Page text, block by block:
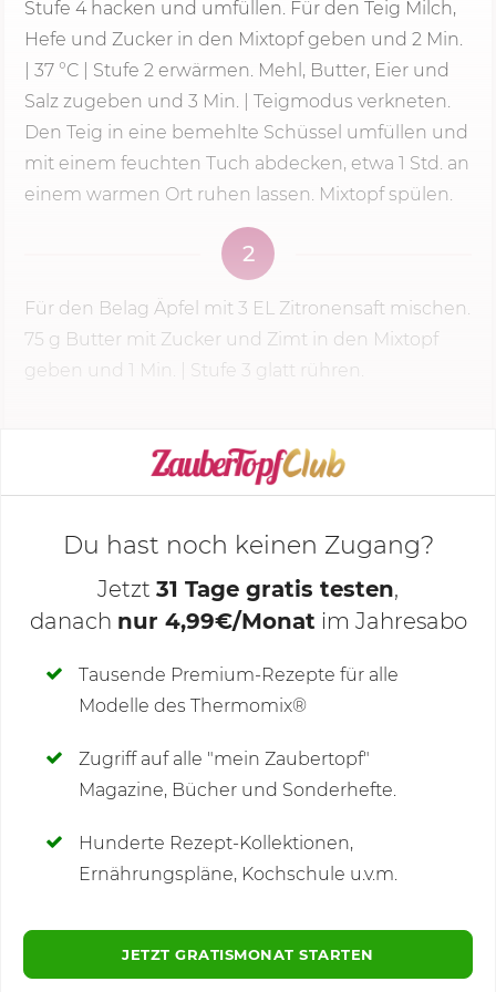
Stufe 4 hacken und umfüllen. Für den Teig Milch,
Hefe und Zucker in den Mixtopf geben und 2 Min.
37 °C | Stufe 2 erwärmen. Mehl, Butter, Eier und
Salz zugeben und 3 Min. | Teigmodus verkneten.
Den Teig in eine bemehlte Schüssel umfüllen und
mit einem feuchten Tuch abdecken, etwa 1 Std. an
einem warmen Ort ruhen lassen. Mixtopf spülen.
2
Für den Belag Äpfel mit 3 EL Zitronensaft mischen.
75 g Butter mit Zucker und Zimt in den Mixtopf
geben und 1 Min. Stufe 3 glatt rühren.
KOCHMODUS STARTEN
Deine Notizen
Du hast noch keinen Zugang?
Jetzt 31 Tage gratis testen,
danach nur 4,99€/Monat im Jahresabo
Tausende Premium-Rezepte für alle
Modelle des Thermomix®
Zugriff auf alle "mein Zaubertopf"
Magazine, Bücher und Sonderhefte.
Hunderte Rezept-Kollektionen,
Ernährungspläne, Kochschule u.v.m.
JETZT GRATISMONAT STARTEN
Kommentare(4)